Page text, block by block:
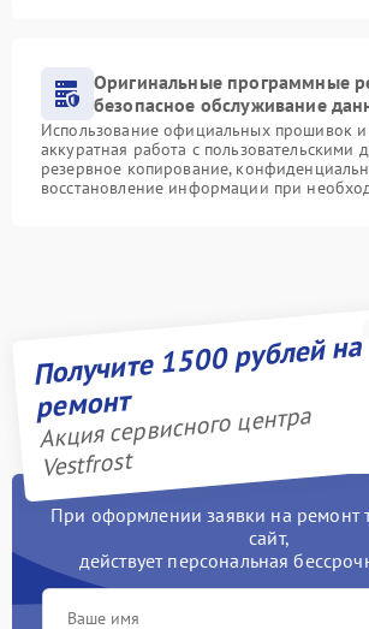
Оригинальные программные
безопасное обслуживание
Использование официальных прошивок и
аккуратная работа с пользовательскими
резервное копирование,
восстановление информации при
Получите 1500 рублей на
ремонт
Акция сервисного центра
Vestfrost
При оформлении заявки на ремонт
сайт,
действует персональная